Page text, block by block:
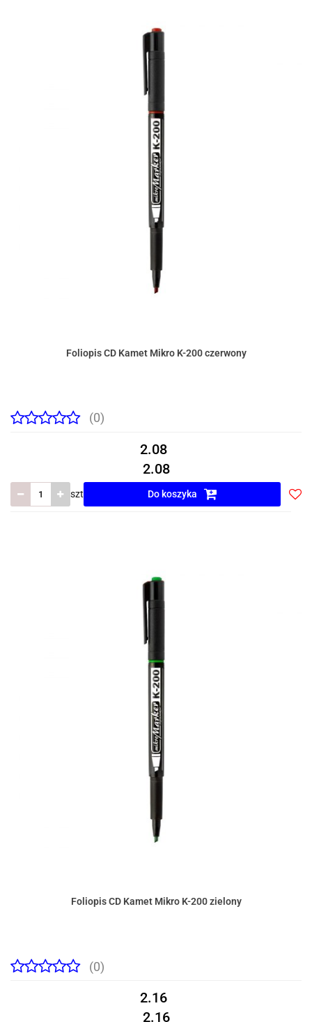
Foliopis CD Kamet Mikro K-200 czerwony
(0)
2.08
2.08
szt Do koszyka
Foliopis CD Kamet Mikro K-200 zielony
(0)
2.16
2.16